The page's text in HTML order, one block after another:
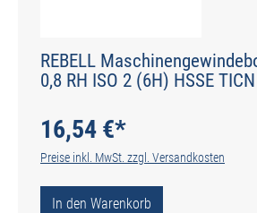
REBELL
0,8 RH ISO 2 (6H) HSSE
16,54 €*
Preise inkl. MwSt. zzgl. Versandkosten
In den Warenkorb